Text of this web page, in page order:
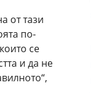
от тази
по-
се
и да не